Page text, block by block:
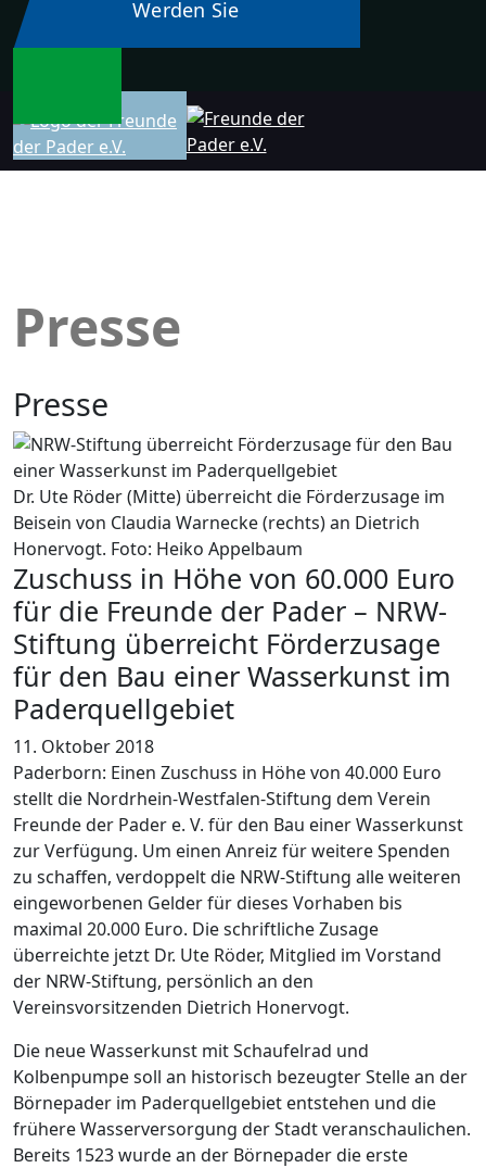
Werden Sie
Mitglied:
Download
Presse
Presse
Dr. Ute Röder (Mitte) überreicht die Förderzusage im
Beisein von Claudia Warnecke (rechts) an Dietrich
Honervogt. Foto: Heiko Appelbaum
Zuschuss in Höhe von 60.000 Euro
für die Freunde der Pader – NRW-
Stiftung überreicht Förderzusage
für den Bau einer Wasserkunst im
Paderquellgebiet
11. Oktober 2018
Paderborn: Einen Zuschuss in Höhe von 40.000 Euro
stellt die Nordrhein-Westfalen-Stiftung dem Verein
Freunde der Pader e. V. für den Bau einer Wasserkunst
zur Verfügung. Um einen Anreiz für weitere Spenden
zu schaffen, verdoppelt die NRW-Stiftung alle weiteren
eingeworbenen Gelder für dieses Vorhaben bis
maximal 20.000 Euro. Die schriftliche Zusage
überreichte jetzt Dr. Ute Röder, Mitglied im Vorstand
der NRW-Stiftung, persönlich an den
Vereinsvorsitzenden Dietrich Honervogt.
Die neue Wasserkunst mit Schaufelrad und
Kolbenpumpe soll an historisch bezeugter Stelle an der
Börnepader im Paderquellgebiet entstehen und die
frühere Wasserversorgung der Stadt veranschaulichen.
Bereits 1523 wurde an der Börnepader die erste